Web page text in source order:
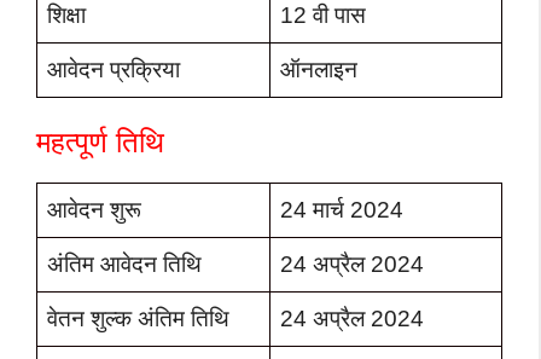
शिक्षा 12 वी पास
आवेदन प्रक्रिया ऑनलाइन
महत्पूर्ण तिथि
आवेदन शुरू 24 मार्च 2024
अंतिम आवेदन तिथि 24 अप्रैल 2024
वेतन शुल्क अंतिम तिथि 24 अप्रैल 2024